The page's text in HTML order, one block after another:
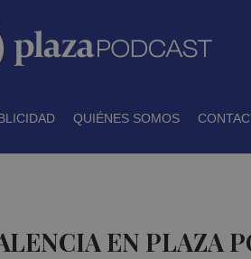
QUIÉNES SOMOS
EN PLAZA